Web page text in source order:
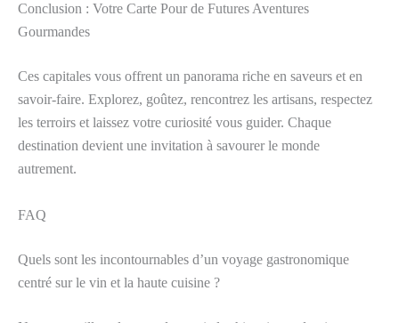
Conclusion : Votre Carte Pour de Futures Aventures
Gourmandes
Ces capitales vous offrent un panorama riche en saveurs et en
savoir-faire. Explorez, goûtez, rencontrez les artisans, respectez
les terroirs et laissez votre curiosité vous guider. Chaque
destination devient une invitation à savourer le monde
autrement.
FAQ
Quels sont les incontournables d’un voyage gastronomique
centré sur le vin et la haute cuisine ?